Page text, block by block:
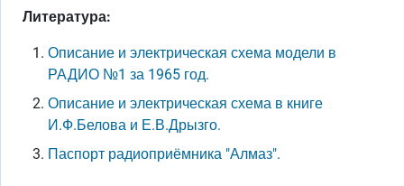
Литература:
Описание и электрическая схема модели в
РАДИО №1 за 1965 год.
Описание и электрическая схема в книге
И.Ф.Белова и Е.В.Дрызго.
Паспорт радиоприёмника "Алмаз".